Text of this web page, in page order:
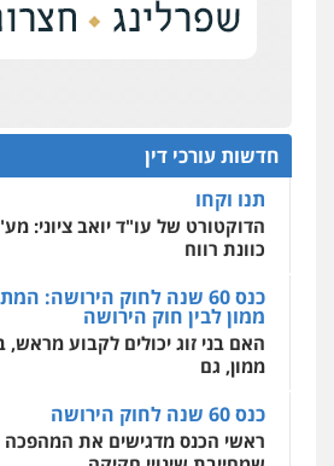
אחסון אתרים
מקצועיים לעורכי דין
מרכז התחלה חדשה
אסירים עבירות מין
לעורכי דין
חדשות עורכי דין
כנס תביעות ייצוגיות: הדילמה בין
להגנה על עסקים קטנים
תנו וקחו
הדוקטורט של עו"ד יואב ציוני:
כוונת רווח
כנס 60 שנה לחוק הירושה:
ממון לבין חוק הירושה
האם בני זוג יכולים לקבוע
ממון, גם
כנס 60 שנה לחוק הירושה
ראשי הכנס מדגישים את המהפכה